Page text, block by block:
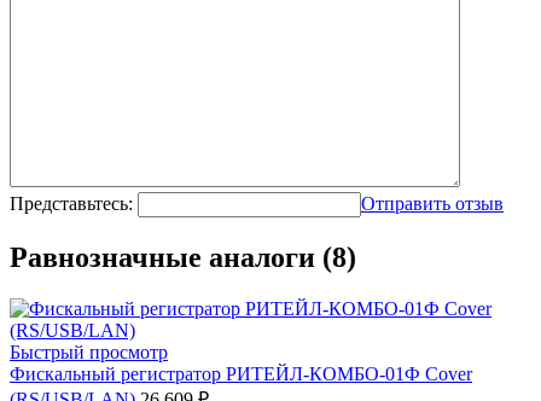
Представьтесь: Отправить отзыв
Равнозначные аналоги (8)
Быстрый просмотр
Фискальный регистратор РИТЕЙЛ-КОМБО-01Ф Cover